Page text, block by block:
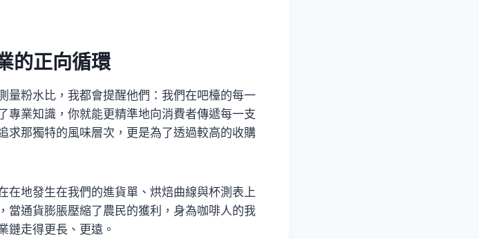
的正向循環
量粉水比，我都會提醒他們：我們在吧檯的每一
專業知識，你就能更精準地向消費者傳遞每一支
求那獨特的風味層次，更是為了透過較高的收購
在地發生在我們的進貨單、烘焙曲線與杯測表上
當通貨膨脹壓縮了農民的獲利，身為咖啡人的我
鏈走得更長、更遠。